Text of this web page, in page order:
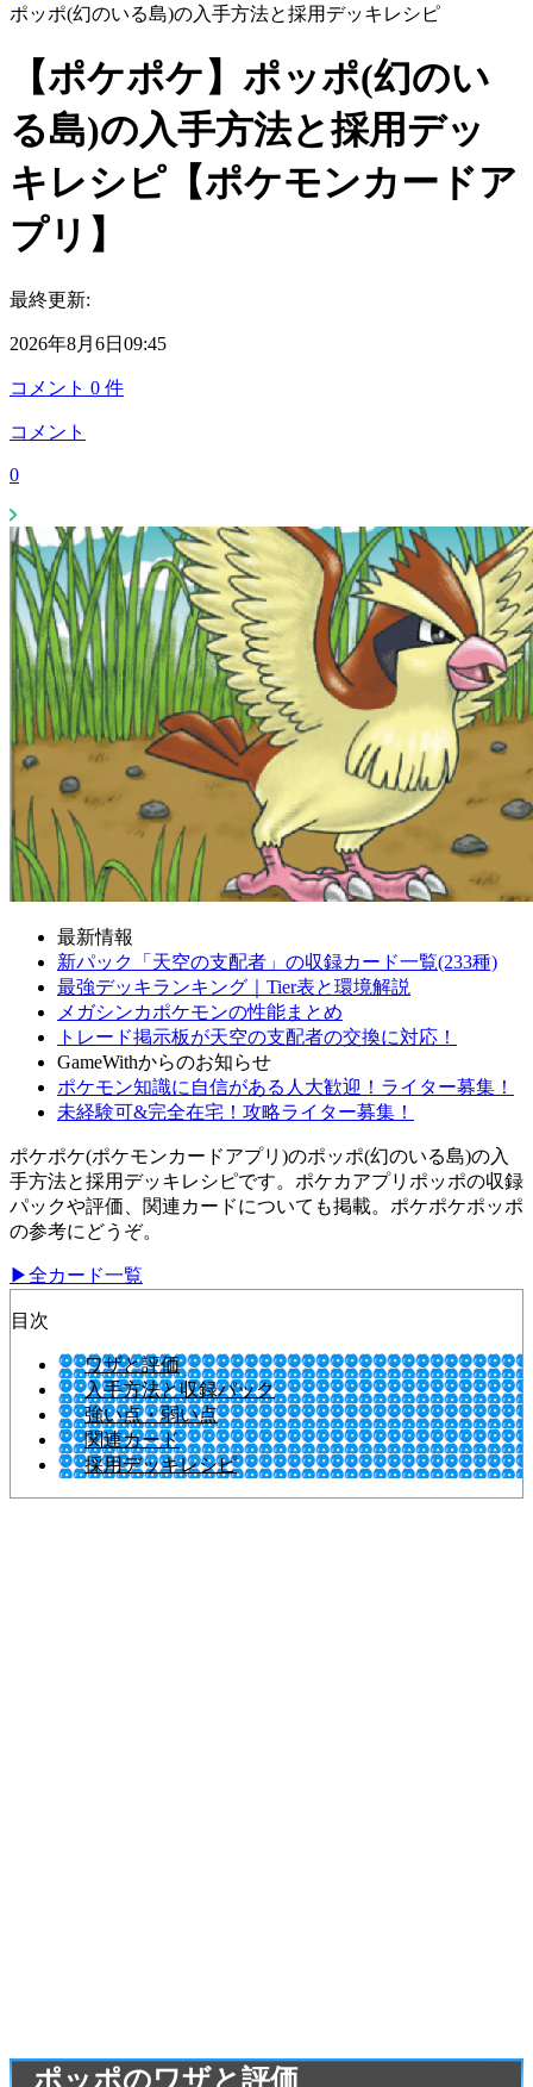
ポッポ(幻のいる島)の入手方法と採用デッキレシピ
【ポケポケ】ポッポ(幻のい
る島)の入手方法と採用デッ
キレシピ【ポケモンカードア
プリ】
最終更新:
2026年8月6日09:45
コメント 0 件
コメント
0
最新情報
新パック「天空の支配者」の収録カード一覧(233種)
最強デッキランキング｜Tier表と環境解説
メガシンカポケモンの性能まとめ
トレード掲示板が天空の支配者の交換に対応！
GameWithからのお知らせ
ポケモン知識に自信がある人大歓迎！ライター募集！
未経験可&完全在宅！攻略ライター募集！
ポケポケ(ポケモンカードアプリ)のポッポ(幻のいる島)の入
手方法と採用デッキレシピです。ポケカアプリポッポの収録
パックや評価、関連カードについても掲載。ポケポケポッポ
の参考にどうぞ。
▶全カード一覧
目次
ワザと評価
入手方法と収録パック
強い点・弱い点
関連カード
採用デッキレシピ
ポッポのワザと評価